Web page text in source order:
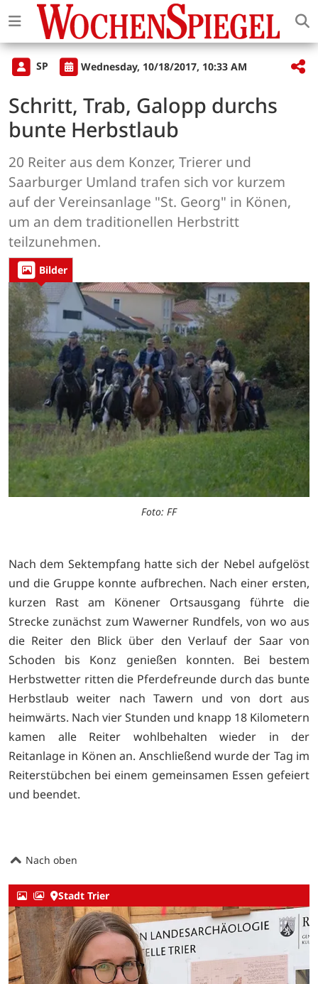
SP Wednesday, 10/18/2017, 10:33 AM
Schritt, Trab, Galopp durchs
bunte Herbstlaub
20 Reiter aus dem Konzer, Trierer und
Saarburger Umland trafen sich vor kurzem
auf der Vereinsanlage "St. Georg" in Könen,
um an dem traditionellen Herbstritt
teilzunehmen.
Bilder
Foto: FF
Nach dem Sektempfang hatte sich der Nebel aufgelöst
und die Gruppe konnte aufbrechen. Nach einer ersten,
kurzen Rast am Könener Ortsausgang führte die
Strecke zunächst zum Wawerner Rundfels, von wo aus
die Reiter den Blick über den Verlauf der Saar von
Schoden bis Konz genießen konnten. Bei bestem
Herbstwetter ritten die Pferdefreunde durch das bunte
Herbstlaub weiter nach Tawern und von dort aus
heimwärts. Nach vier Stunden und knapp 18 Kilometern
kamen alle Reiter wohlbehalten wieder in der
Reitanlage in Könen an. Anschließend wurde der Tag im
Reiterstübchen bei einem gemeinsamen Essen gefeiert
und beendet.
Nach oben
Stadt Trier